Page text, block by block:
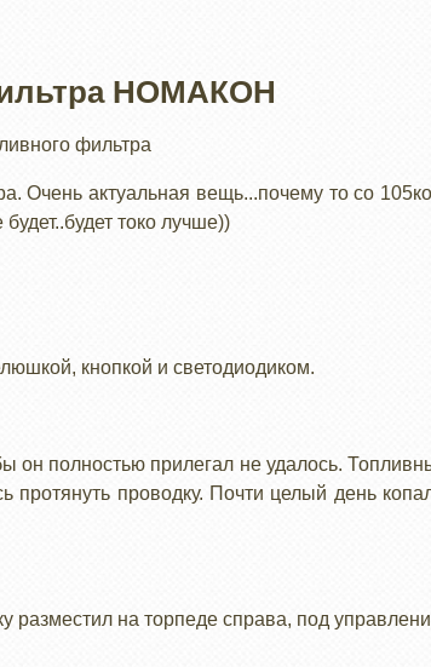
НОМАКОН
фильтра
Очень актуальная вещь...почему то со
токо лучше))
кнопкой и светодиодиком.
он полностью прилегал не удалось.
проводку. Почти целый день
разместил на торпеде справа, под